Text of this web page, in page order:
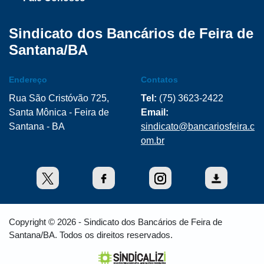
Sindicato dos Bancários de Feira de
Santana/BA
Endereço
Rua São Cristóvão 725,
Santa Mônica - Feira de
Santana - BA
Contatos
Tel: (75) 3623-2422
Email:
sindicato@bancariosfeira.c
om.br
Copyright © 2026 - Sindicato dos Bancários de Feira de
Santana/BA. Todos os direitos reservados.